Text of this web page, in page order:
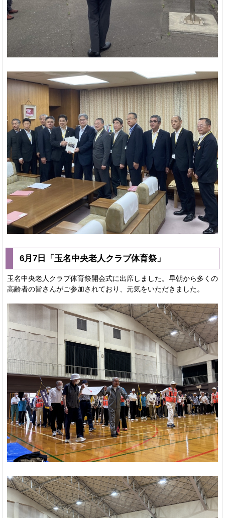
6月7日「玉名中央老人クラブ体育祭」
玉名中央老人クラブ体育祭開会式に出席しました。早朝から多くの
高齢者の皆さんがご参加されており、元気をいただきました。